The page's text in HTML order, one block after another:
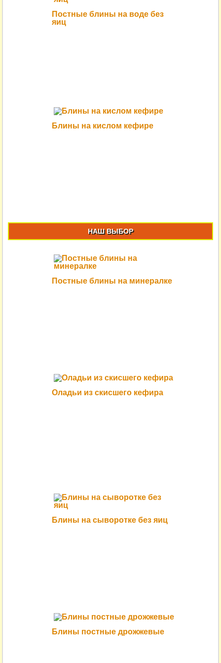
Постные блины на воде без
яиц
Блины на кислом кефире
НАШ ВЫБОР
Постные блины на минералке
Оладьи из скисшего кефира
Блины на сыворотке без яиц
Блины постные дрожжевые